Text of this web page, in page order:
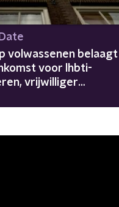
volwassenen belaagt
voor lhbti-
vrijwilliger